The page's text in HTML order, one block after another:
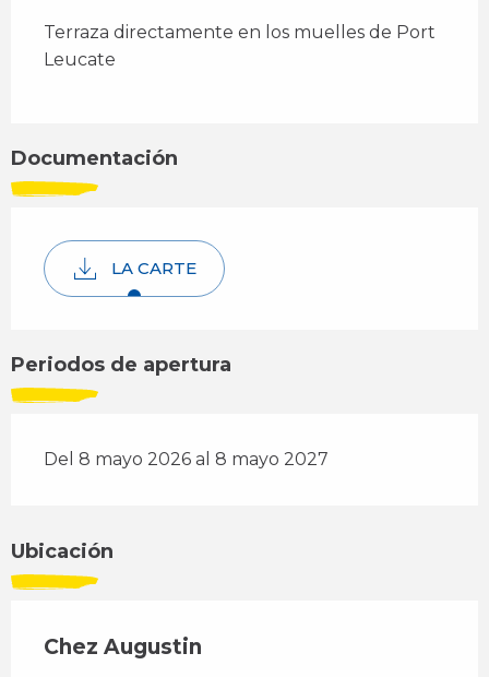
Terraza directamente en los muelles de Port
Leucate
Documentación
LA CARTE
Periodos de apertura
Del 8 mayo 2026 al 8 mayo 2027
Ubicación
Chez Augustin